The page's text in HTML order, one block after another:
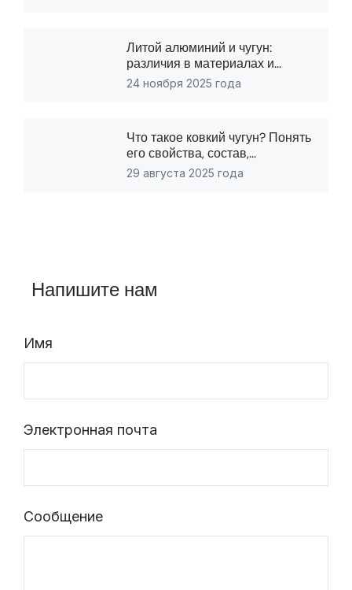
Литой алюминий и чугун:
различия в материалах и...
24 ноября 2025 года
Что такое ковкий чугун? Понять
его свойства, состав,...
29 августа 2025 года
Напишите нам
Имя
Электронная почта
Сообщение